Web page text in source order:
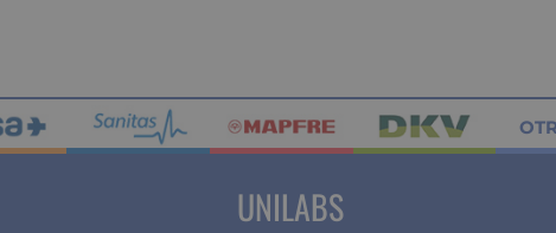
UNILABS